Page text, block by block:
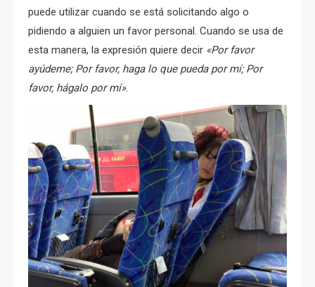
puede utilizar cuando se está solicitando algo o
pidiendo a alguien un favor personal. Cuando se usa de
esta manera, la expresión quiere decir «Por favor
ayúdeme; Por favor, haga lo que pueda por mí; Por
favor, hágalo por mí».